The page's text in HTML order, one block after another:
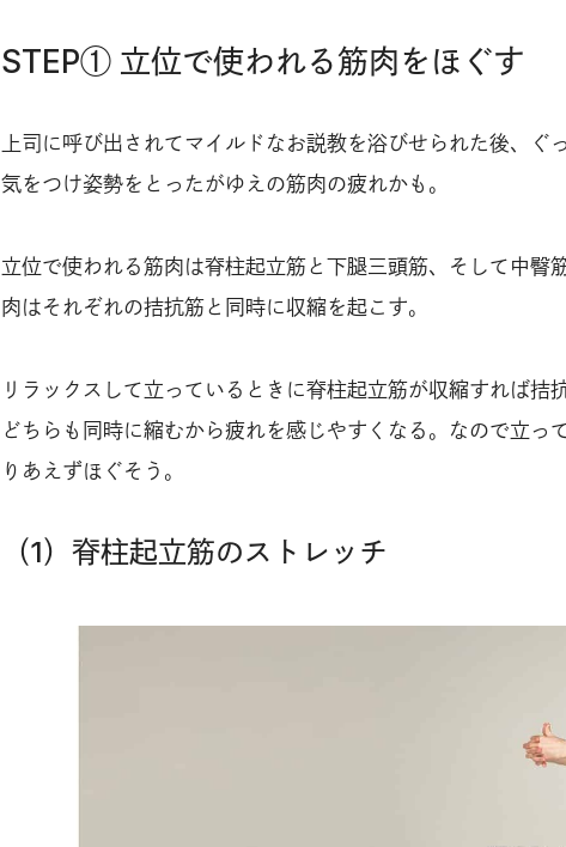
STEP① 立位で使われる筋肉をほぐす
上司に呼び出されてマイルドなお説教を浴びせられた後、ぐ
気をつけ姿勢をとったがゆえの筋肉の疲れかも。
立位で使われる筋肉は脊柱起立筋と下腿三頭筋、そして中臀
肉はそれぞれの拮抗筋と同時に収縮を起こす。
リラックスして立っているときに脊柱起立筋が収縮すれば拮
どちらも同時に縮むから疲れを感じやすくなる。なので立っ
りあえずほぐそう。
（1）脊柱起立筋のストレッチ